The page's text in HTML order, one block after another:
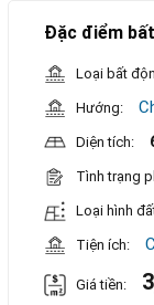
Đặc điểm
Loại bất
Hướng:
Diện tích:
Tình trạng
Loại hình
Tiện ích:
Giá tiền: